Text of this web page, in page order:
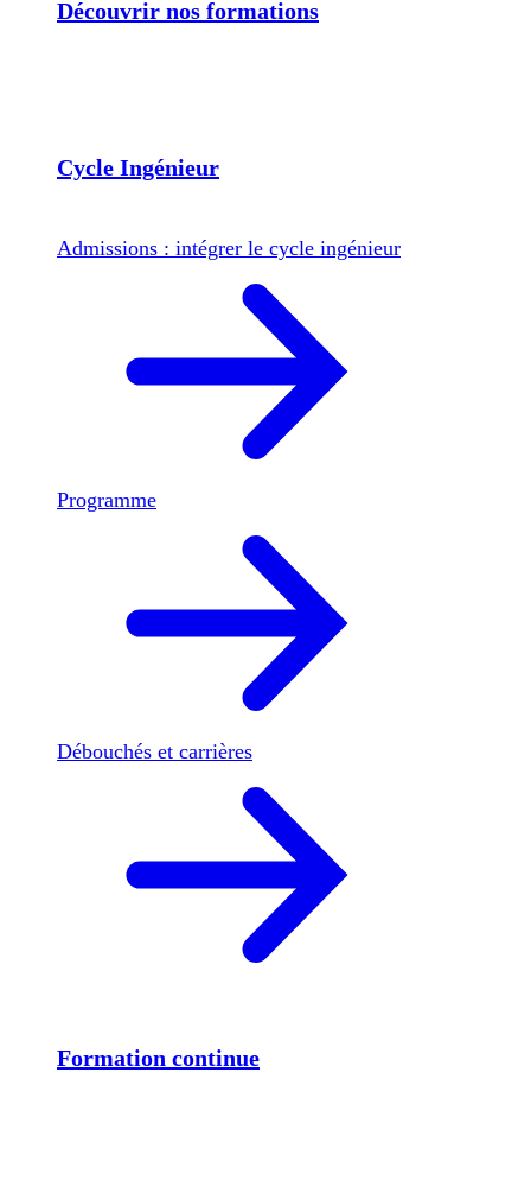
Découvrir nos formations
Cycle Ingénieur
Admissions : intégrer le cycle ingénieur
Programme
Débouchés et carrières
Formation continue